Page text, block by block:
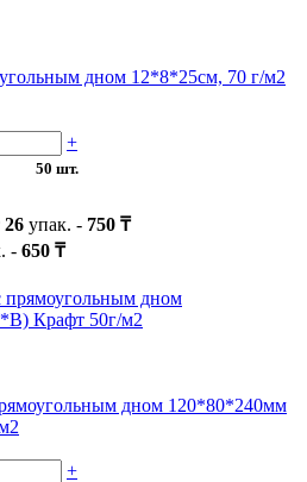
дном 12*8*25см, 70 г/м2
+
50 шт.
26 упак. - 750 ₸
- 650 ₸
дном 120*80*240мм
+